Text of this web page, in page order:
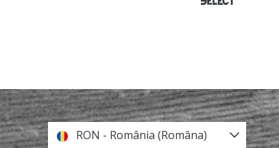
RON - România (Româna)